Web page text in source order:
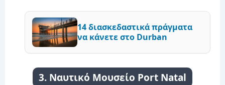
14 διασκεδαστικά πράγματα
να κάνετε στο Durban
3. Ναυτικό Μουσείο Port Natal